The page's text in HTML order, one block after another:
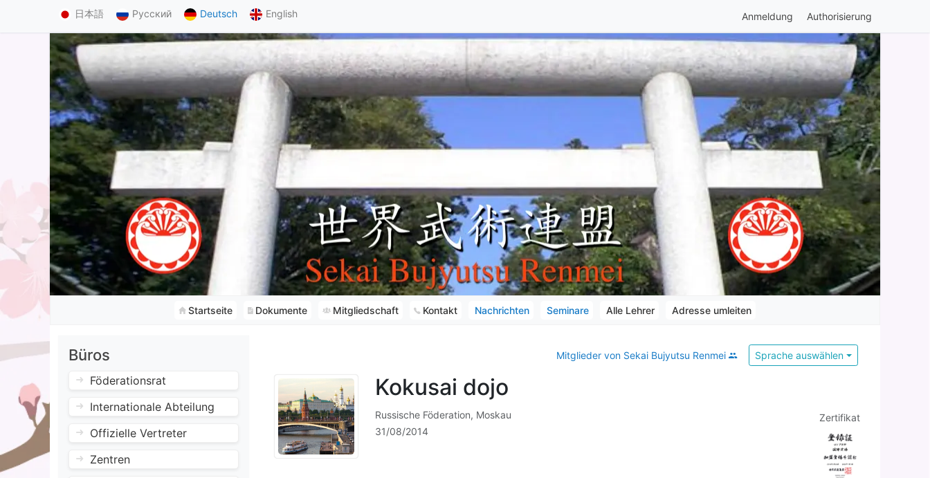
日本語 Русский Deutsch English Anmeldung Authorisierung
Startseite Dokumente Mitgliedschaft Kontakt Nachrichten Seminare Alle Lehrer Adresse umleiten
Büros
Föderationsrat
Internationale Abteilung
Offizielle Vertreter
Zentren
Mitglieder von Sekai Bujyutsu Renmei Sprache auswählen
Kokusai dojo
Zertifikat
Russische Föderation, Moskau
31/08/2014